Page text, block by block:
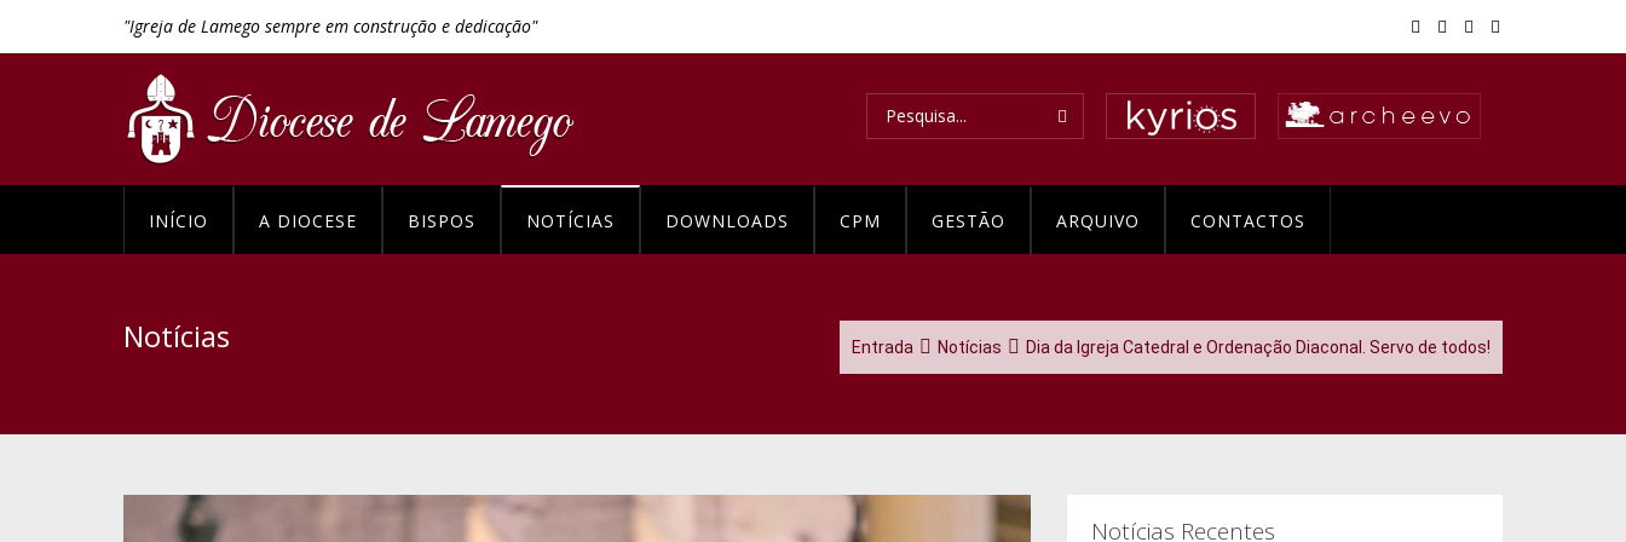
"Igreja de Lamego sempre em construção e dedicação"
INÍCIO A DIOCESE BISPOS NOTÍCIAS DOWNLOADS CPM GESTÃO ARQUIVO CONTACTOS
Notícias Entrada Notícias Dia da Igreja Catedral e Ordenação Diaconal. Servo de todos!
Notícias Recentes